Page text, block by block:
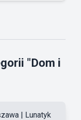
"Dom i